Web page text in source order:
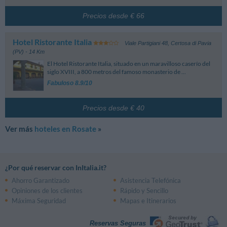
Carlo Mira
5.00 km
Sp11 , 1 - Casorate PrimoPrecios desde € 66
Hotel Ristorante Italia Viale Partigiani 48, Certosa di Pavia
(PV) - 14 Km
El Hotel Ristorante Italia, situado en un maravilloso caserío del
siglo XVIII, a 800 metros del famoso monasterio de ...
Fabuloso 8.9/10
Precios desde € 40
Ver más hoteles en Rosate »
¿Por qué reservar con InItalia.it?
Ahorro Garantizado
Asistencia Telefónica
Opiniones de los clientes
Rápido y Sencillo
Máxima Seguridad
Mapas e Itinerarios
Reservas Seguras